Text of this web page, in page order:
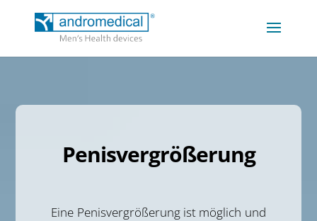
Penisvergrößerung
Eine Penisvergrößerung ist möglich und